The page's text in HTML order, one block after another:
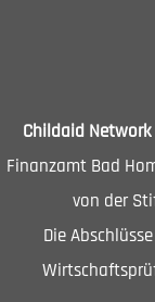
Childaid Network
Finanzamt Bad
von der
Die